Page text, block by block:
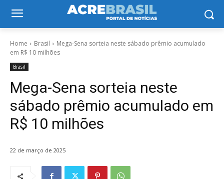
Home Brasil
Mega-Sena sorteia neste sábado prêmio acumulado
em R$ 10 milhões
Brasil
Mega-Sena sorteia neste
sábado prêmio acumulado em
R$ 10 milhões
22 de março de 2025